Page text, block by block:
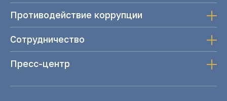
Противодействие коррупции
Сотрудничество
Пресс-центр